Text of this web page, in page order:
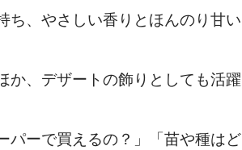
ち、やさしい香りとほんのり甘い
か、デザートの飾りとしても活躍
パーで買えるの？」「苗や種はど